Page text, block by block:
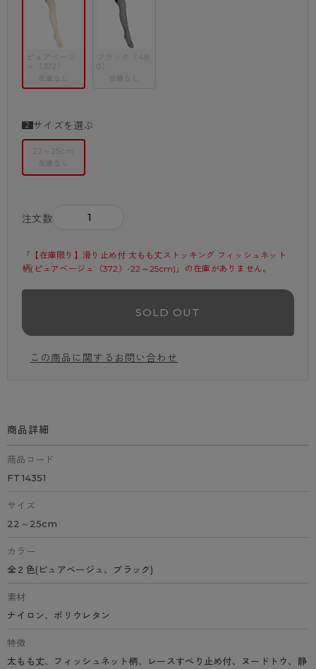
ピュアベージ
ュ（372）
在庫なし
ブラック（48
在庫なし
サイズを選ぶ
22～25cm
在庫なし
注文数
「【在庫限り】滑り止め付 太もも丈ストッキング フィッシュネット
柄(ピュアベージュ（372）-22～25cm)」の在庫がありません。
SOLD OUT
この商品に関するお問い合わせ
商品詳細
商品コード
FT14351
サイズ
22～25cm
カラー
全２色(ピュアベージュ、ブラック)
素材
ナイロン、ポリウレタン
特徴
太もも丈、フィッシュネット柄、レースすべり止め付、ヌードトウ、静